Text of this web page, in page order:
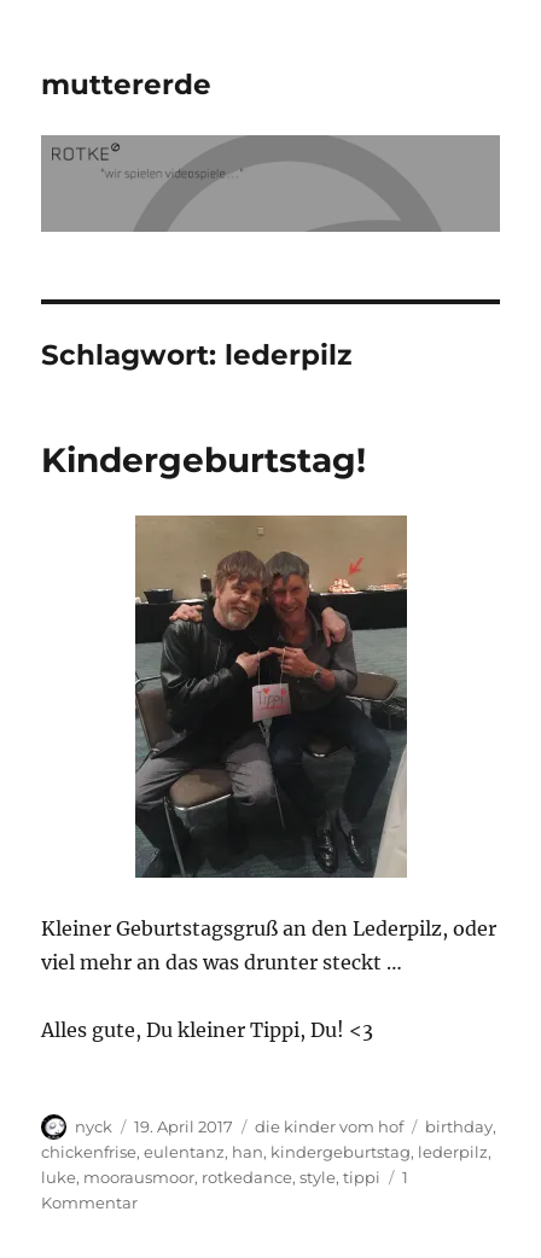
muttererde
Schlagwort: lederpilz
Kindergeburtstag!
Kleiner Geburtstagsgruß an den Lederpilz, oder
viel mehr an das was drunter steckt …
Alles gute, Du kleiner Tippi, Du! <3
Autor
nyck
Veröffentlicht
am
19. April 2017 Kategorien
die kinder vom hof Schlagwörter
birthday,
chickenfrise,eulentanz, han, kindergeburtstag, lederpilz,
luke, moorausmoor, rotkedance,style,tippi
1
Kommentarzu